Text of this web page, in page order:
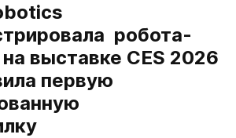
робота-
выставке CES 2026
первую